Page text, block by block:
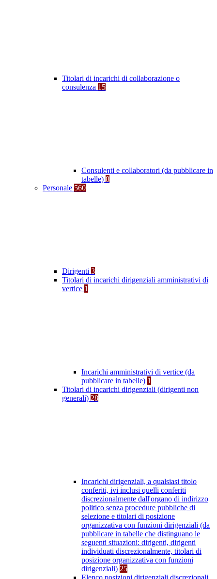
Titolari di incarichi di collaborazione o
consulenza 15
Consulenti e collaboratori (da pubblicare in
tabelle) 8
Personale 560
Dirigenti 3
Titolari di incarichi dirigenziali amministrativi di
vertice 1
Incarichi amministrativi di vertice (da
pubblicare in tabelle) 1
Titolari di incarichi dirigenziali (dirigenti non
generali) 28
Incarichi dirigenziali, a qualsiasi titolo
conferiti, ivi inclusi quelli conferiti
discrezionalmente dall'organo di indirizzo
politico senza procedure pubbliche di
selezione e titolari di posizione
organizzativa con funzioni dirigenziali (da
pubblicare in tabelle che distinguano le
seguenti situazioni: dirigenti, dirigenti
individuati discrezionalmente, titolari di
posizione organizzativa con funzioni
dirigenziali) 25